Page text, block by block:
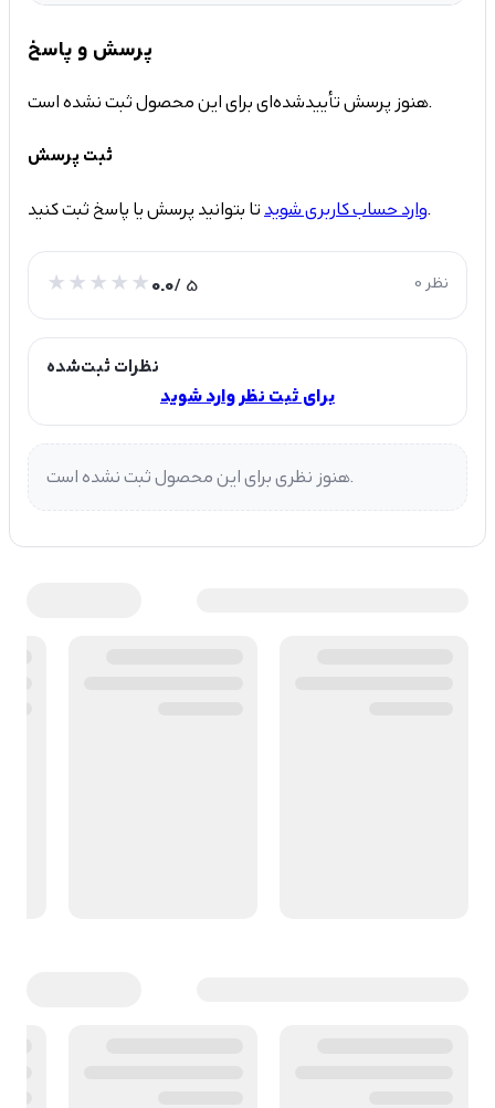
پرسش و پاسخ
هنوز پرسش تأییدشده‌ای برای این محصول ثبت نشده است.
ثبت پرسش
وارد حساب کاربری شویدتا بتوانید پرسش یا پاسخ ثبت کنید.
0.0/ 5 0 نظر
نظرات ثبت‌شده
برای ثبت نظر وارد شوید
هنوز نظری برای این محصول ثبت نشده است.